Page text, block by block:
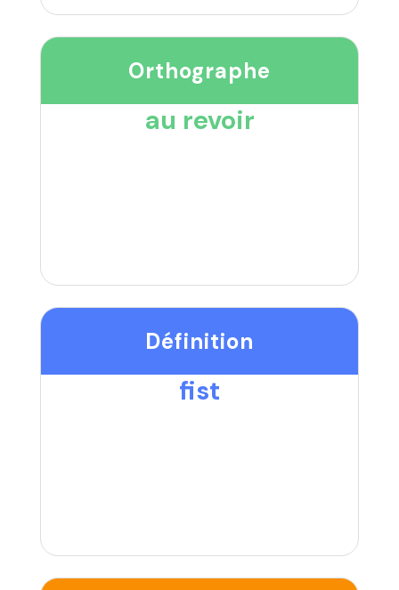
Orthographe
au revoir
Définition
fist